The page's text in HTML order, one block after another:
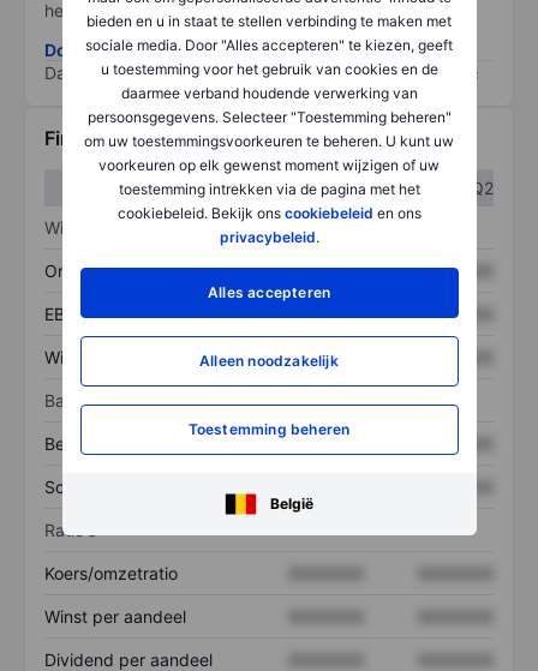
bieden en u in staat te stellen verbinding te maken met
sociale media. Door "Alles accepteren" te kiezen, geeft
u toestemming voor het gebruik van cookies en de
daarmee verband houdende verwerking van
persoonsgegevens. Selecteer "Toestemming beheren"
om uw toestemmingsvoorkeuren te beheren. U kunt uw
voorkeuren op elk gewenst moment wijzigen of uw
toestemming intrekken via de pagina met het
cookiebeleid. Bekijk ons cookiebeleid en ons
privacybeleid.
Alles accepteren
Alleen noodzakelijk
Toestemming beheren
België
het grootste risico).
Download de ESG-risicomethodologie
Data provided by
/
Financiële gegevens
Q1
Q2
Winst/verlies
Omzet XXXXXXX XXXXXXX
EBITDA XXXXXXX XXXXXXX
Winst XXXXXXX
Balans
Bezittingen
Schulden
Ratio's
Koers/omzetratio
Winst per aandeel
Dividend per aandeel